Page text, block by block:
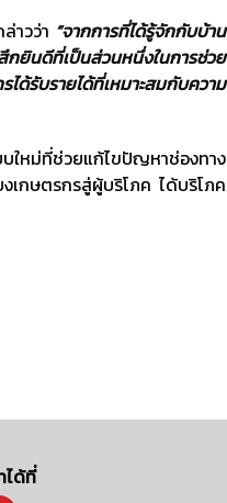
วว่า “จากการที่ได้รู้จักกับบ้าน
ยินดีที่เป็นส่วนหนึ่งในการช่วย
รับรายได้ที่เหมาะสมกับความ
หม่ที่ช่วยแก้ไขปัญหาช่องทาง
เกษตรกรสู่ผู้บริโภค ได้บริโภค
ได้ที่